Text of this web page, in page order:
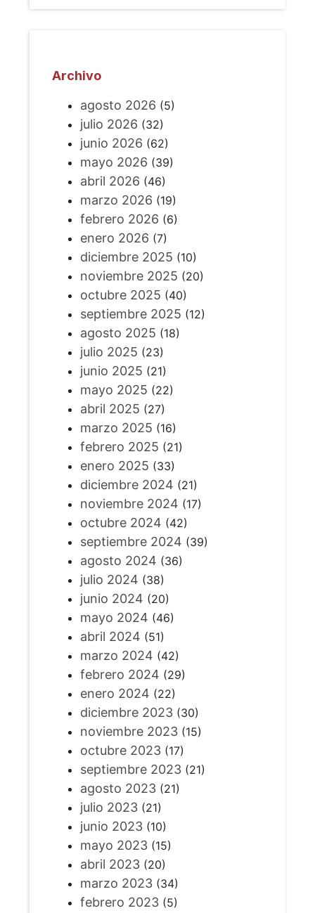
Archivo
agosto 2026 (5)
julio 2026 (32)
junio 2026 (62)
mayo 2026 (39)
abril 2026 (46)
marzo 2026 (19)
febrero 2026 (6)
enero 2026 (7)
diciembre 2025 (10)
noviembre 2025 (20)
octubre 2025 (40)
septiembre 2025 (12)
agosto 2025 (18)
julio 2025 (23)
junio 2025 (21)
mayo 2025 (22)
abril 2025 (27)
marzo 2025 (16)
febrero 2025 (21)
enero 2025 (33)
diciembre 2024 (21)
noviembre 2024 (17)
octubre 2024 (42)
septiembre 2024 (39)
agosto 2024 (36)
julio 2024 (38)
junio 2024 (20)
mayo 2024 (46)
abril 2024 (51)
marzo 2024 (42)
febrero 2024 (29)
enero 2024 (22)
diciembre 2023(30)
noviembre 2023(15)
octubre 2023(17)
septiembre 2023(21)
agosto 2023(21)
julio 2023(21)
junio 2023(10)
mayo 2023(15)
abril 2023(20)
marzo 2023(34)
febrero 2023(5)